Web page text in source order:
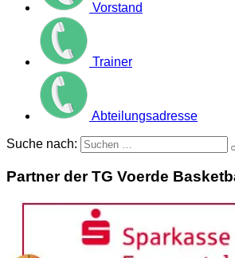
Vorstand
Trainer
Abteilungsadresse
Suche nach:
Partner der TG Voerde